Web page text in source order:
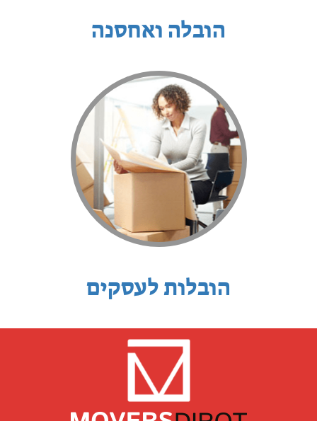
הובלה ואחסנה
הובלות לעסקים